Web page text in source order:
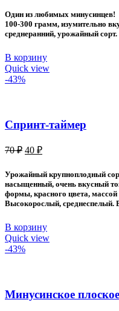
составляла
70 ₽.
40 ₽.
Один из любимых минусинцев!
100-300 грамм, изумительно
среднеранний, урожайный
В корзину
Quick view
-43%
Спринт-таймер
70₽ Первоначальная
составляла
70 ₽.
40 ₽Текущая
40 ₽.
Урожайный крупноплодный
насыщенный, очень вкусный
формы, красного цвета,
Высокорослый, среднеспелый.
В корзину
Quick view
-43%
Минусинское